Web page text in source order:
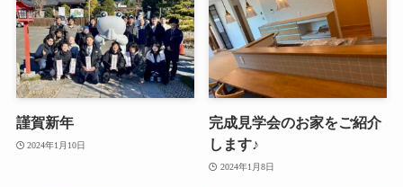
謹賀新年
2024年1月10日
完成見学会のお家をご紹介
します♪
2024年1月8日